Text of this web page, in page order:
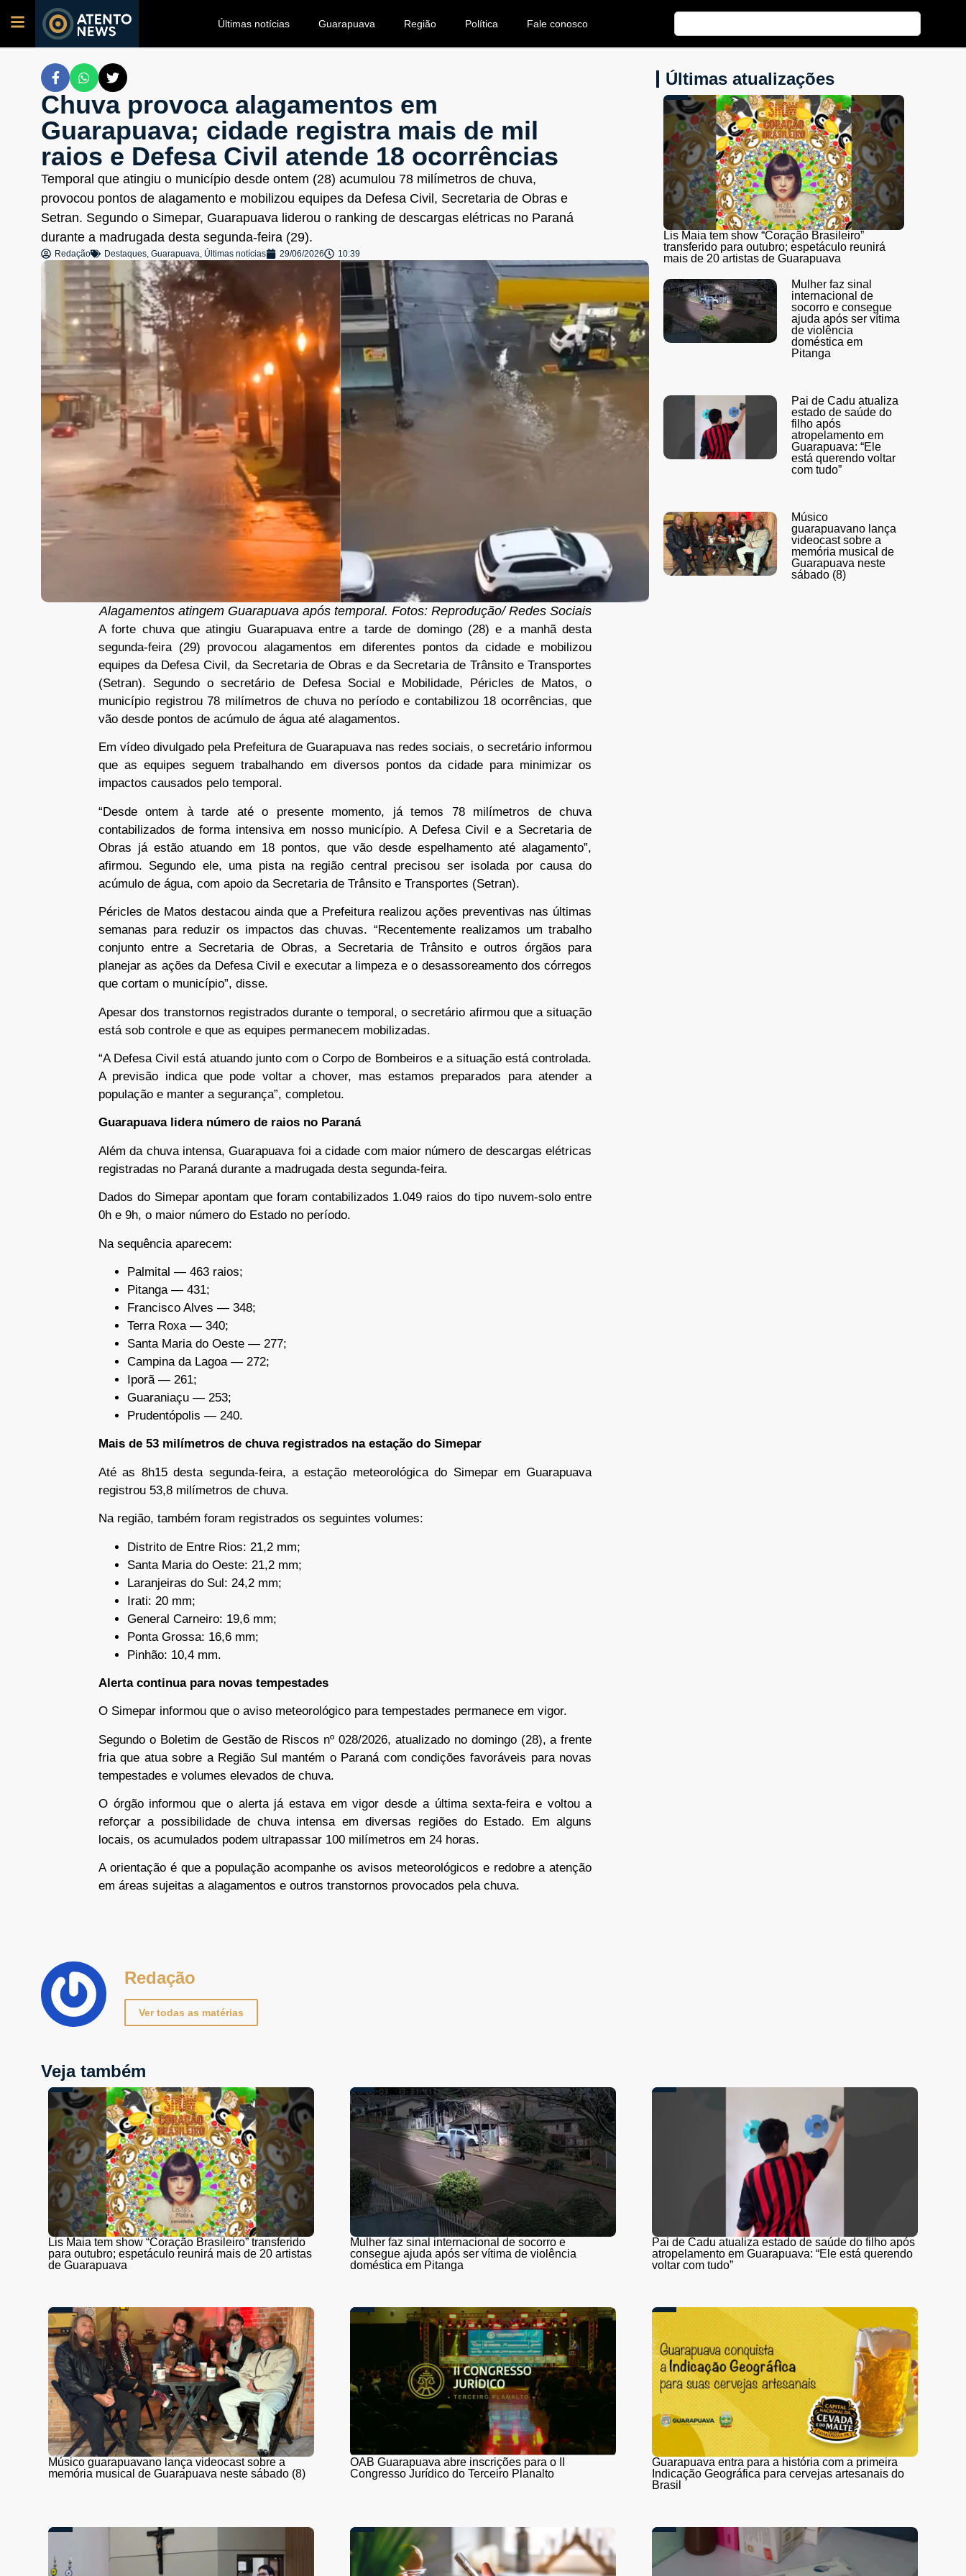
Últimas notícias Guarapuava Região Política Fale conosco
Chuva provoca alagamentos em
Guarapuava; cidade registra mais de mil
raios e Defesa Civil atende 18 ocorrências
Temporal que atingiu o município desde ontem (28) acumulou 78 milímetros de chuva,
provocou pontos de alagamento e mobilizou equipes da Defesa Civil, Secretaria de Obras e
Setran. Segundo o Simepar, Guarapuava liderou o ranking de descargas elétricas no Paraná
durante a madrugada desta segunda-feira (29).
Redação Destaques, Guarapuava, Últimas notícias 29/06/2026 10:39
Alagamentos atingem Guarapuava após temporal. Fotos: Reprodução/ Redes Sociais
A forte chuva que atingiu Guarapuava entre a tarde de domingo (28) e a manhã desta
segunda-feira (29) provocou alagamentos em diferentes pontos da cidade e mobilizou
equipes da Defesa Civil, da Secretaria de Obras e da Secretaria de Trânsito e Transportes
(Setran). Segundo o secretário de Defesa Social e Mobilidade, Péricles de Matos, o
município registrou 78 milímetros de chuva no período e contabilizou 18 ocorrências, que
vão desde pontos de acúmulo de água até alagamentos.
Em vídeo divulgado pela Prefeitura de Guarapuava nas redes sociais, o secretário informou
que as equipes seguem trabalhando em diversos pontos da cidade para minimizar os
impactos causados pelo temporal.
“Desde ontem à tarde até o presente momento, já temos 78 milímetros de chuva
contabilizados de forma intensiva em nosso município. A Defesa Civil e a Secretaria de
Obras já estão atuando em 18 pontos, que vão desde espelhamento até alagamento”,
afirmou. Segundo ele, uma pista na região central precisou ser isolada por causa do
acúmulo de água, com apoio da Secretaria de Trânsito e Transportes (Setran).
Péricles de Matos destacou ainda que a Prefeitura realizou ações preventivas nas últimas
semanas para reduzir os impactos das chuvas. “Recentemente realizamos um trabalho
conjunto entre a Secretaria de Obras, a Secretaria de Trânsito e outros órgãos para
planejar as ações da Defesa Civil e executar a limpeza e o desassoreamento dos córregos
que cortam o município”, disse.
Apesar dos transtornos registrados durante o temporal, o secretário afirmou que a situação
está sob controle e que as equipes permanecem mobilizadas.
“A Defesa Civil está atuando junto com o Corpo de Bombeiros e a situação está controlada.
A previsão indica que pode voltar a chover, mas estamos preparados para atender a
população e manter a segurança”, completou.
Guarapuava lidera número de raios no Paraná
Além da chuva intensa, Guarapuava foi a cidade com maior número de descargas elétricas
registradas no Paraná durante a madrugada desta segunda-feira.
Dados do Simepar apontam que foram contabilizados 1.049 raios do tipo nuvem-solo entre
0h e 9h, o maior número do Estado no período.
Na sequência aparecem:
Palmital — 463 raios;
Pitanga — 431;
Francisco Alves — 348;
Terra Roxa — 340;
Santa Maria do Oeste — 277;
Campina da Lagoa — 272;
Iporã — 261;
Guaraniaçu — 253;
Prudentópolis — 240.
Mais de 53 milímetros de chuva registrados na estação do Simepar
Até as 8h15 desta segunda-feira, a estação meteorológica do Simepar em Guarapuava
registrou 53,8 milímetros de chuva.
Na região, também foram registrados os seguintes volumes:
Distrito de Entre Rios: 21,2 mm;
Santa Maria do Oeste: 21,2 mm;
Laranjeiras do Sul: 24,2 mm;
Irati: 20 mm;
General Carneiro: 19,6 mm;
Ponta Grossa: 16,6 mm;
Pinhão: 10,4 mm.
Alerta continua para novas tempestades
O Simepar informou que o aviso meteorológico para tempestades permanece em vigor.
Segundo o Boletim de Gestão de Riscos nº 028/2026, atualizado no domingo (28), a frente
fria que atua sobre a Região Sul mantém o Paraná com condições favoráveis para novas
tempestades e volumes elevados de chuva.
O órgão informou que o alerta já estava em vigor desde a última sexta-feira e voltou a
reforçar a possibilidade de chuva intensa em diversas regiões do Estado. Em alguns
locais, os acumulados podem ultrapassar 100 milímetros em 24 horas.
A orientação é que a população acompanhe os avisos meteorológicos e redobre a atenção
em áreas sujeitas a alagamentos e outros transtornos provocados pela chuva.
Últimas atualizações
Lis Maia tem show “Coração Brasileiro”
transferido para outubro; espetáculo reunirá
mais de 20 artistas de Guarapuava
Mulher faz sinal
internacional de
socorro e consegue
ajuda após ser vítima
de violência
doméstica em
Pitanga
Pai de Cadu atualiza
estado de saúde do
filho após
atropelamento em
Guarapuava: “Ele
está querendo voltar
com tudo”
Músico
guarapuavano lança
videocast sobre a
memória musical de
Guarapuava neste
sábado (8)
Redação
Ver todas as matérias
Veja também
Lis Maia tem show “Coração Brasileiro” transferido
para outubro; espetáculo reunirá mais de 20 artistas
de Guarapuava
Mulher faz sinal internacional de socorro e
consegue ajuda após ser vítima de violência
doméstica em Pitanga
Pai de Cadu atualiza estado de saúde do filho após
atropelamento em Guarapuava: “Ele está querendo
voltar com tudo”
Músico guarapuavano lança videocast sobre a
memória musical de Guarapuava neste sábado (8)
OAB Guarapuava abre inscrições para o II
Congresso Jurídico do Terceiro Planalto
Guarapuava entra para a história com a primeira
Indicação Geográfica para cervejas artesanais do
Brasil